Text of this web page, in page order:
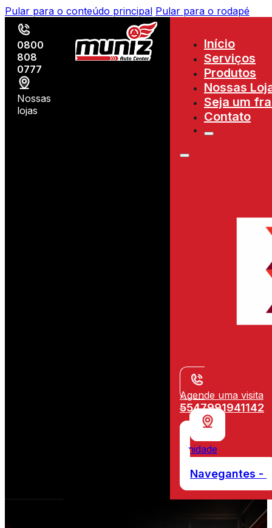
Pular para o conteúdo principal Pular para o rodapé
0800
808
0777
Nossas
lojas
Início
Serviços
Produtos
Nossas
Seja um
Contato
Agende uma visita
5547991941142
Unidade
Navegantes -